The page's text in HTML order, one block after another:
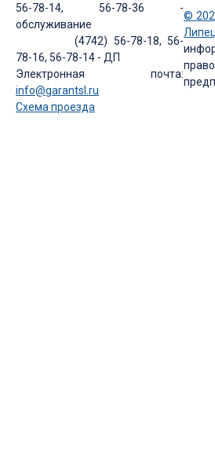
56-78-14, 56-78-36 -
обслуживание
(4742) 56-78-18, 56-
78-16, 56-78-14 - ДП
Электронная почта:
info@garantsl.ru
Схема проезда
©